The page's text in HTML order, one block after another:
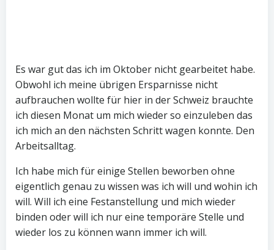
Es war gut das ich im Oktober nicht gearbeitet habe.
Obwohl ich meine übrigen Ersparnisse nicht
aufbrauchen wollte für hier in der Schweiz brauchte
ich diesen Monat um mich wieder so einzuleben das
ich mich an den nächsten Schritt wagen konnte. Den
Arbeitsalltag.
Ich habe mich für einige Stellen beworben ohne
eigentlich genau zu wissen was ich will und wohin ich
will. Will ich eine Festanstellung und mich wieder
binden oder will ich nur eine temporäre Stelle und
wieder los zu können wann immer ich will.